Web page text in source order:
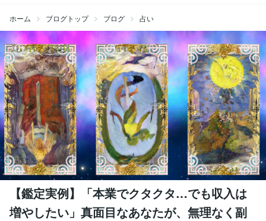
ホーム ブログトップ ブログ 占い
【鑑定実例】「本業でクタクタ…でも収入は
増やしたい」真面目なあなたが、無理なく副